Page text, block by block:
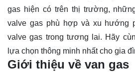
gas hiện có trên thị trường,
valve gas phù hợp và xu hướng
valve gas trong tương lai. Hãy
lựa chọn thông minh nhất cho gia
Giới thiệu về van gas